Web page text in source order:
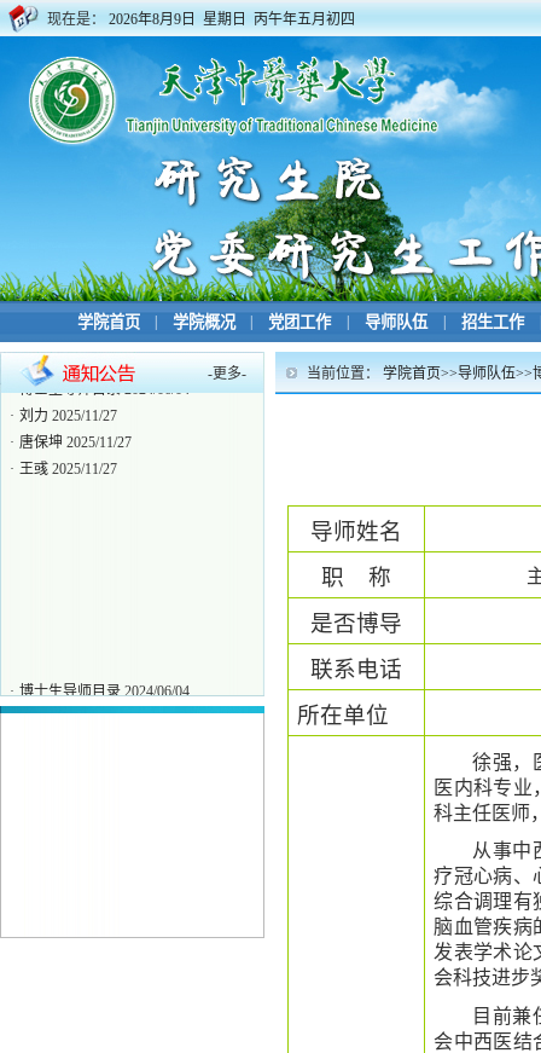
现在是： 2026年8月9日 星期日 丙午年五月初四
学院首页 学院概况 党团工作 导师队伍 招生工作
-更多-
博士生导师目录
· 刘力 2025/11/27
· 唐保坤 2025/11/27
· 王彧 2025/11/27
· 博士生导师目录 2024/06/04
· 刘力 2025/11/27
当前位置： 学院首页>>导师队伍>>
导师姓名
职
称
是否博导
联系电话
所在单位
徐强，
医内科专
科主任医师
从事中
疗冠心病、
综合调理有
脑血管疾病
发表学术论
会科技进步
目前兼
会中西医结